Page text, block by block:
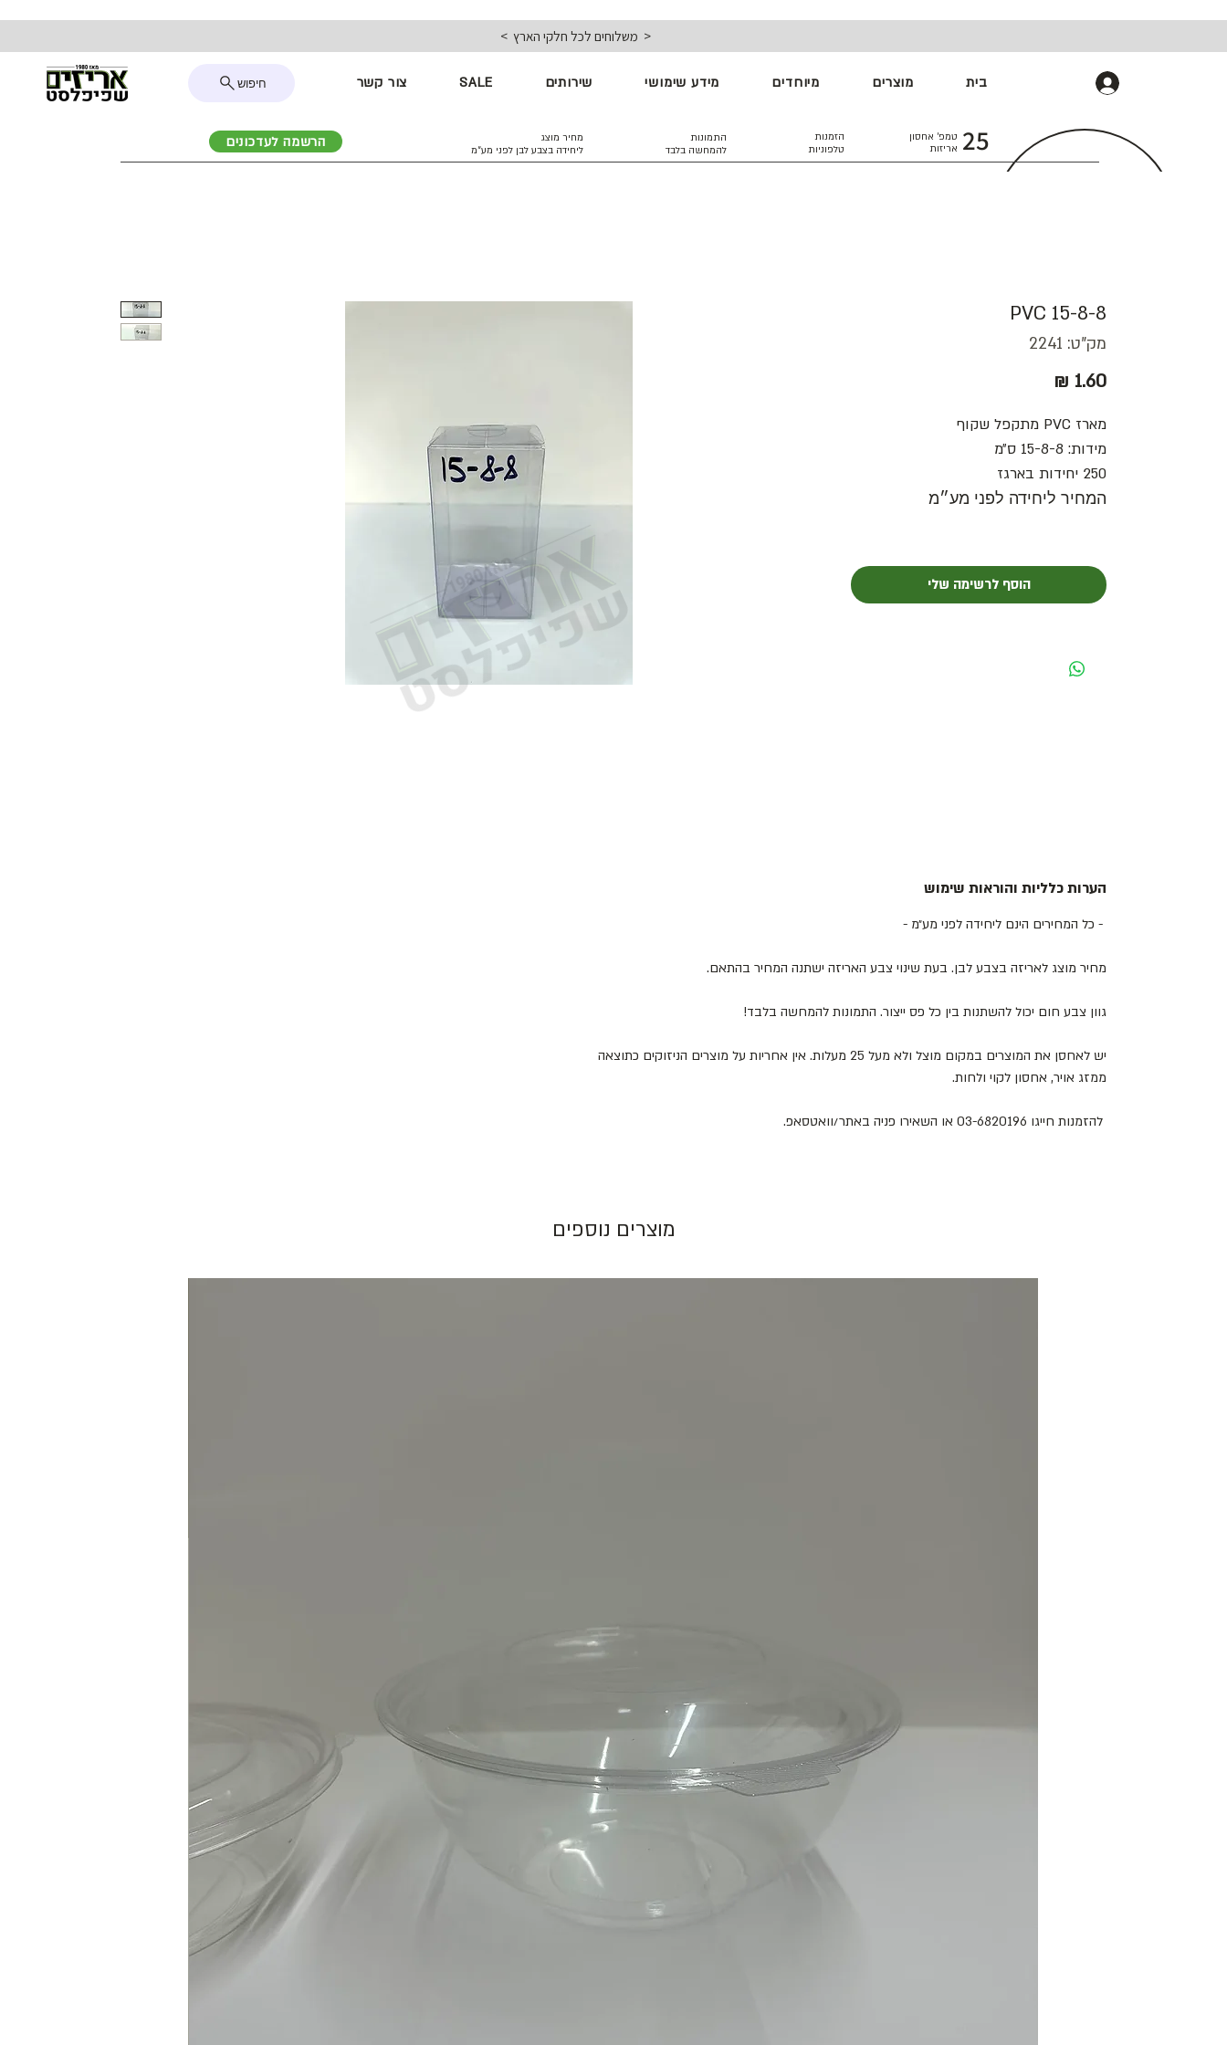
< משלוחים לכל חלקי הארץ >
חיפוש בית מוצרים מיוחדים מידע שימושי שירותים SALE צור קשר
הרשמה לעדכונים
מחיר מוצג
ליחידה בצבע לבן לפני מע״מ
התמונות
להמחשה בלבד
הזמנות
טלפוניות
25 טמפ׳ אחסון
אריזות
PVC 15-8-8
מק"ט: 2241
מארז PVC מתקפל שקוף
מידות: 15-8-8 ס״מ
250 יחידות בארגז
המחיר ליחידה לפני מע״מ
הוסף לרשימה שלי
הערות כלליות והוראות שימוש
- כל המחירים הינם ליחידה לפני מע״מ -
מחיר מוצג לאריזה בצבע לבן. בעת שינוי צבע האריזה ישתנה המחיר בהתאם.
גוון צבע חום יכול להשתנות בין כל פס ייצור. התמונות להמחשה בלבד!
יש לאחסן את המוצרים במקום מוצל ולא מעל 25 מעלות. אין אחריות על מוצרים הניזוקים כתוצאה
ממזג אויר, אחסון לקוי ולחות.
להזמנות חייגו 03-6820196 או השאירו פניה באתר/וואטסאפ.
מוצרים נוספים